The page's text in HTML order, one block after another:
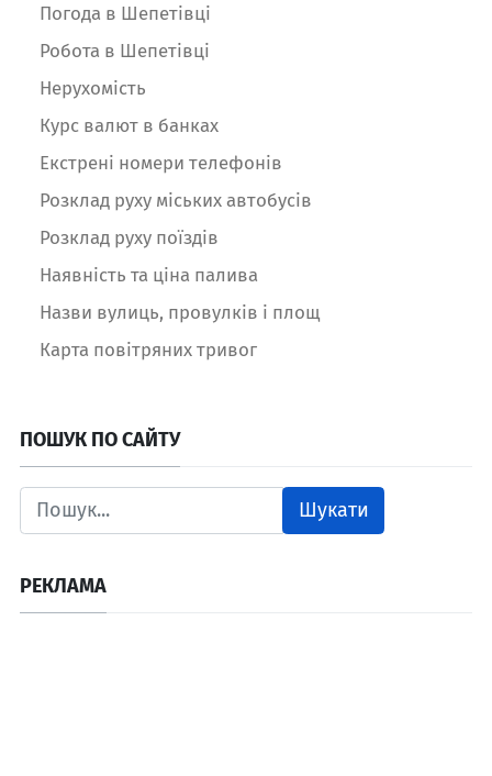
Погода в Шепетівці
Робота в Шепетівці
Нерухомість
Курс валют в банках
Екстрені номери телефонів
Розклад руху міських автобусів
Розклад руху поїздів
Наявність та ціна палива
Назви вулиць, провулків і площ
Карта повітряних тривог
ПОШУК ПО САЙТУ
Шукати
РЕКЛАМА